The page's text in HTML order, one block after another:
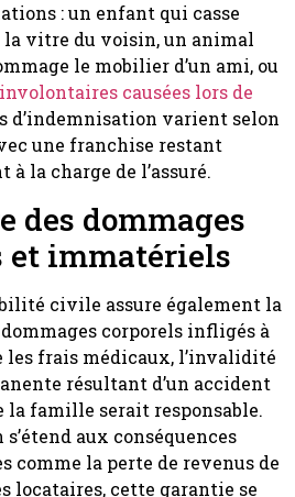
: un enfant qui casse
vitre du voisin, un animal
le mobilier d’un ami, ou
causées lors de
d’indemnisation varient selon
une franchise restant
à la charge de l’assuré.
des dommages
et immatériels
civile assure également la
corporels infligés à
les frais médicaux, l’invalidité
résultant d’un accident
la famille serait responsable.
aux conséquences
comme la perte de revenus de
locataires, cette garantie se